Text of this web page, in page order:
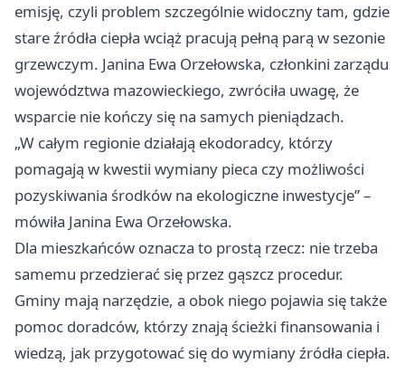
emisję, czyli problem szczególnie widoczny tam, gdzie
stare źródła ciepła wciąż pracują pełną parą w sezonie
grzewczym. Janina Ewa Orzełowska, członkini zarządu
województwa mazowieckiego, zwróciła uwagę, że
wsparcie nie kończy się na samych pieniądzach.
„W całym regionie działają ekodoradcy, którzy
pomagają w kwestii wymiany pieca czy możliwości
pozyskiwania środków na ekologiczne inwestycje” –
mówiła Janina Ewa Orzełowska.
Dla mieszkańców oznacza to prostą rzecz: nie trzeba
samemu przedzierać się przez gąszcz procedur.
Gminy mają narzędzie, a obok niego pojawia się także
pomoc doradców, którzy znają ścieżki finansowania i
wiedzą, jak przygotować się do wymiany źródła ciepła.